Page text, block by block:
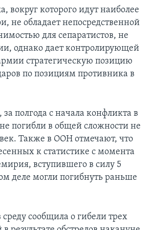
вокруг которого идут наиболее
не обладает непосредственной
для сепаратистов, не
однако дает контролирующей
стратегическую позицию
по позициям противника в
полгода с начала конфликта в
погибли в общей сложности не
Также в ООН отмечают, что
к статистике с момента
вступившего в силу 5
деле могли погибнуть раньше
сообщила о гибели трех